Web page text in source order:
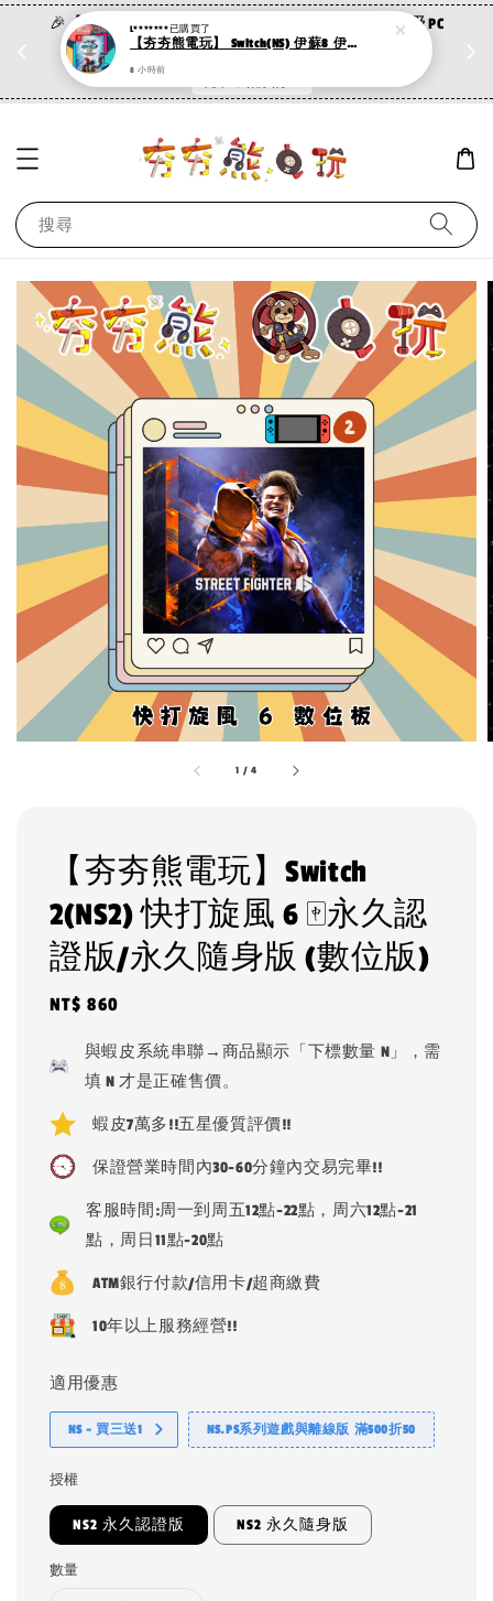
🎉【夯夯熊特惠活動】🎉 TV系列遊戲（PS／NS）及PC
離線版 ✨買三送一優惠開跑✨
搜尋
1 /4
【夯夯熊電玩】Switch
2(NS2) 快打旋風 6 🀄永久認
證版/永久隨身版 (數位版)
Regular
NT$ 860
與蝦皮系統串聯→商品顯示「下標數量 N」，需
填 N 才是正確售價。
蝦皮7萬多!!五星優質評價!!
保證營業時間內30-60分鐘內交易完畢!!
客服時間:周一到周五12點-22點，周六12點-21
點，周日11點-20點
ATM銀行付款/信用卡/超商繳費
10年以上服務經營!!
適用優惠
NS - 買三送1 NS.PS系列遊戲與離線版 滿500折50
授權
NS2 永久認證版 NS2 永久隨身版
數量